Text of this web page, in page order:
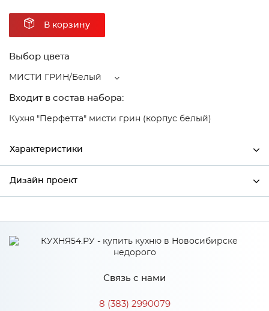
В корзину
Выбор цвета
МИСТИ ГРИН/Белый
Входит в состав набора:
Кухня "Перфетта" мисти грин (корпус белый)
Характеристики
Ширина
Сурская мебель
МИСТИ ГРИН/Белый
МДФ
Дизайн проект
*
Связь с нами
8 (383) 2990079